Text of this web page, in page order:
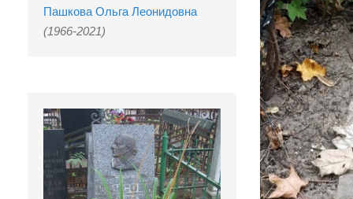
Пашкова Ольга Леонидовна
(1966-2021)